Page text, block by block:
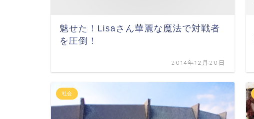
魅せた！Lisaさん華麗な魔法で対戦者
を圧倒！
2014年12月20日
社会